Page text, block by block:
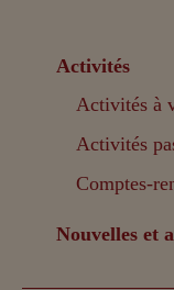
Activités
Activités à
Activités
Comptes-
Nouvelles et